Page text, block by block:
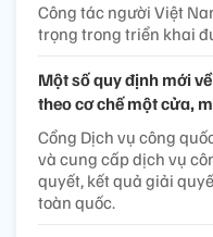
Công tác người Việt
trọng trong triển khai
Một số quy định mới
theo cơ chế một cửa,
Cổng Dịch vụ công
và cung cấp dịch vụ
quyết, kết quả giải
toàn quốc.